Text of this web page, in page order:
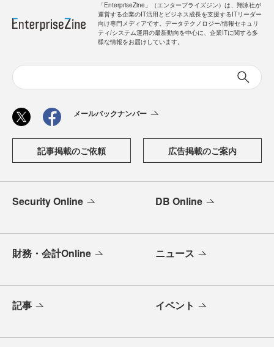
「EnterpriseZine」（エンタープライズジン）は、翔泳社が
運営する企業のIT活用とビジネス成長を支援するITリーダー
向け専門メディアです。データテクノロジー/情報セキュリ
ティ/システム運用の最新動向を中心に、企業ITに関する多
様な情報をお届けしています。
メールバックナンバー
記事掲載のご依頼 広告掲載のご案内
Security Online DB Online
財務・会計Online ニュース
記事 イベント